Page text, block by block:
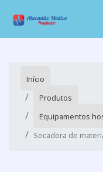
Início
Produtos
Equipamentos
Secadora de